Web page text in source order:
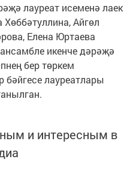
лауреат исеменә лаек
Айгөл
Елена Юртаева
икенче дәрәҗә
бер төркем
лауреатлары
и интересным в